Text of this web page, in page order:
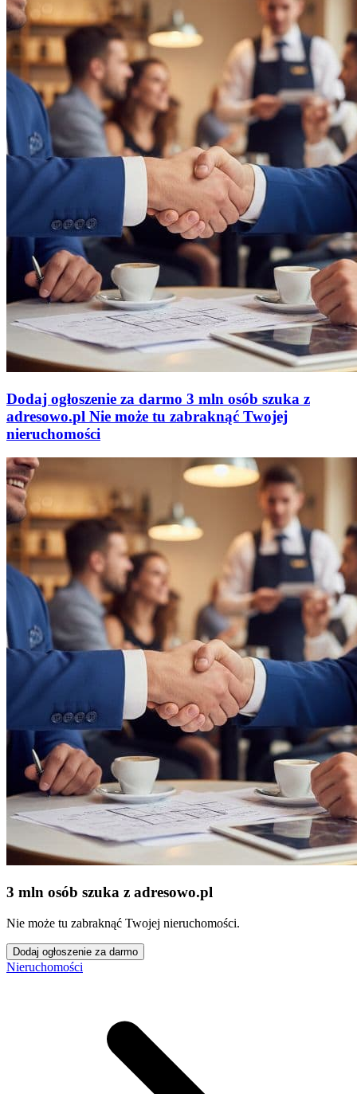
Dodaj ogłoszenie za darmo 3 mln osób szuka z
adresowo.pl Nie może tu zabraknąć Twojej
nieruchomości
3 mln osób szuka z adresowo.pl
Nie może tu zabraknąć Twojej nieruchomości.
Dodaj ogłoszenie za darmo
Nieruchomości